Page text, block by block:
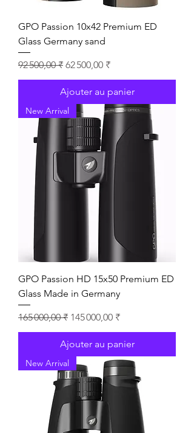
GPO Passion 10x42 Premium ED
Glass Germany sand
Prix original
92 500,00 ₹ Prix promotionnel
62 500,00 ₹
Ajouter au panier
New Arrival
GPO Passion HD 15x50 Premium ED
Glass Made in Germany
Prix original
165 000,00 ₹ Prix promotionnel
145 000,00 ₹
Ajouter au panier
New Arrival